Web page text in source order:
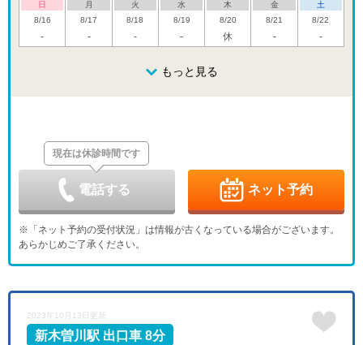
日
8/16
-
月
8/17
-
火
8/18
-
水
8/19
-
木
8/20
休
金
8/21
-
土
8/22
-
8/26
9/6
月
9/7
火
9/8
9/10
休
9/11
9/12
休 - - -
木
休 -
日
9/20
月
9/21
火
9/22
9/23
9/24
9/25
9/26
9/27
休
9/28
- -
もっと見る
現在は休診時間です
電話する ネット予約
※「ネット予約の受付状況」は情報が古くなっている場合がございます。
あらかじめご了承ください。
2023年10月13日更新
新木曽川駅 出口車 8分